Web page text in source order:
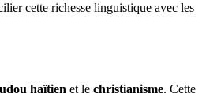
cette richesse linguistique avec les
haïtien et le christianisme. Cette